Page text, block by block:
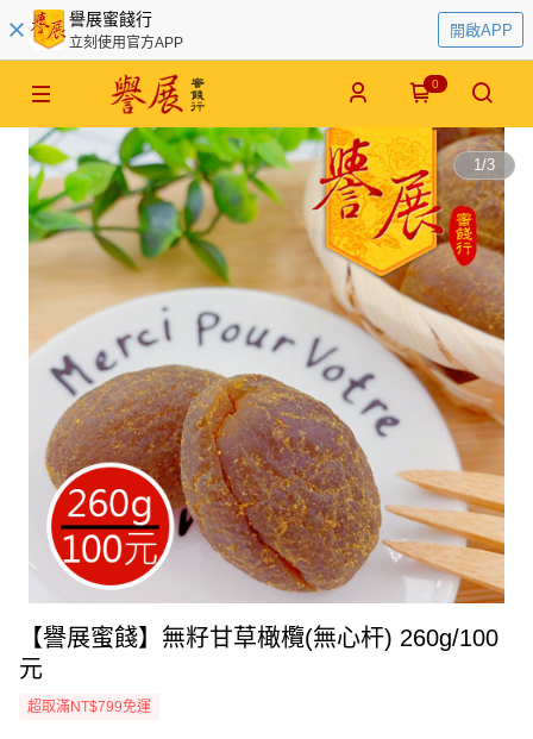
譽展蜜餞行
立刻使用官方APP
開啟APP
0
1/3
【譽展蜜餞】無籽甘草橄欖(無心杆) 260g/100
元
超取滿NT$799免運